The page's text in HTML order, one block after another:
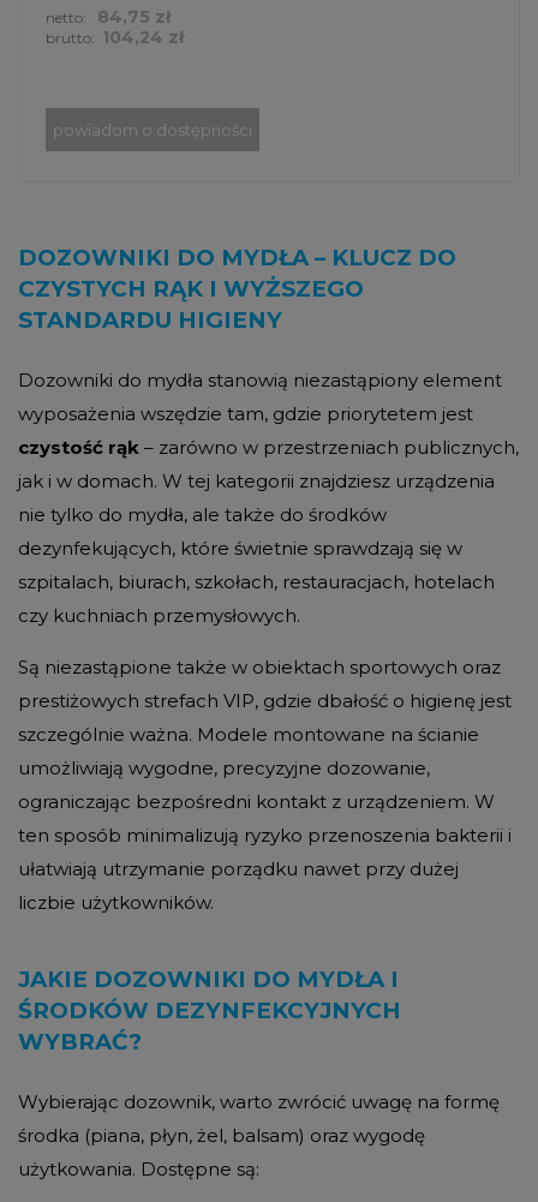
brutto: 104,24 zł
netto: 84,75 zł
powiadom o dostępności
DOZOWNIKI DO MYDŁA – KLUCZ DO
CZYSTYCH RĄK I WYŻSZEGO
STANDARDU HIGIENY
Dozowniki do mydła stanowią niezastąpiony element
wyposażenia wszędzie tam, gdzie priorytetem jest
czystość rąk – zarówno w przestrzeniach publicznych,
jak i w domach. W tej kategorii znajdziesz urządzenia
nie tylko do mydła, ale także do środków
dezynfekujących, które świetnie sprawdzają się w
szpitalach, biurach, szkołach, restauracjach, hotelach
czy kuchniach przemysłowych.
Są niezastąpione także w obiektach sportowych oraz
prestiżowych strefach VIP, gdzie dbałość o higienę jest
szczególnie ważna. Modele montowane na ścianie
umożliwiają wygodne, precyzyjne dozowanie,
ograniczając bezpośredni kontakt z urządzeniem. W
ten sposób minimalizują ryzyko przenoszenia bakterii i
ułatwiają utrzymanie porządku nawet przy dużej
liczbie użytkowników.
JAKIE DOZOWNIKI DO MYDŁA I
ŚRODKÓW DEZYNFEKCYJNYCH
WYBRAĆ?
Wybierając dozownik, warto zwrócić uwagę na formę
środka (piana, płyn, żel, balsam) oraz wygodę
użytkowania. Dostępne są: